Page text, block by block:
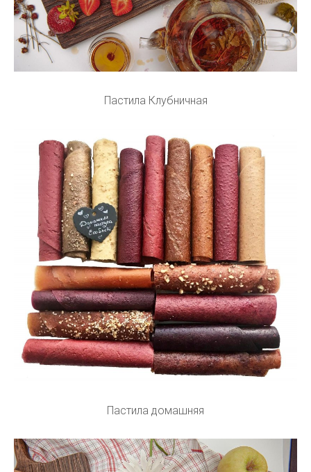
Пастила Клубничная
Пастила домашняя